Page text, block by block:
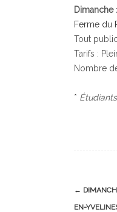
Dimanche
Ferme du
Tout
Tarifs :
Nombre
*
Post
navigation
←
EN-